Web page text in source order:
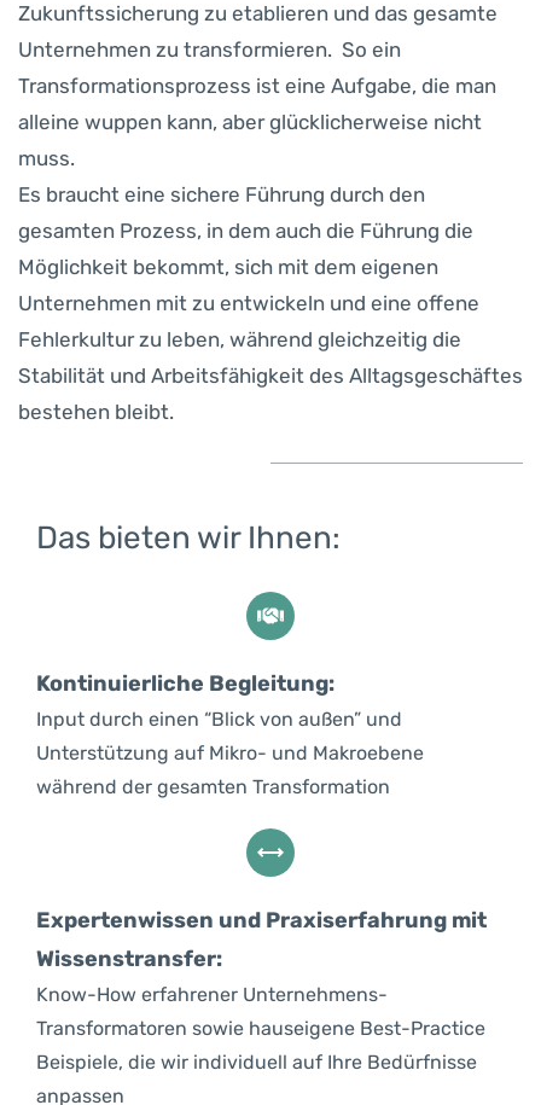
Zukunftssicherung zu etablieren und das gesamte
Unternehmen zu transformieren. So ein
Transformationsprozess ist eine Aufgabe, die man
alleine wuppen kann, aber glücklicherweise nicht
muss.
Es braucht eine sichere Führung durch den
gesamten Prozess, in dem auch die Führung die
Möglichkeit bekommt, sich mit dem eigenen
Unternehmen mit zu entwickeln und eine offene
Fehlerkultur zu leben, während gleichzeitig die
Stabilität und Arbeitsfähigkeit des Alltagsgeschäftes
bestehen bleibt.
Das bieten wir Ihnen:
Kontinuierliche Begleitung:
Input durch einen “Blick von außen” und
Unterstützung auf Mikro- und Makroebene
während der gesamten Transformation
Expertenwissen und Praxiserfahrung mit
Wissenstransfer:
Know-How erfahrener Unternehmens-
Transformatoren sowie hauseigene Best-Practice
Beispiele, die wir individuell auf Ihre Bedürfnisse
anpassen